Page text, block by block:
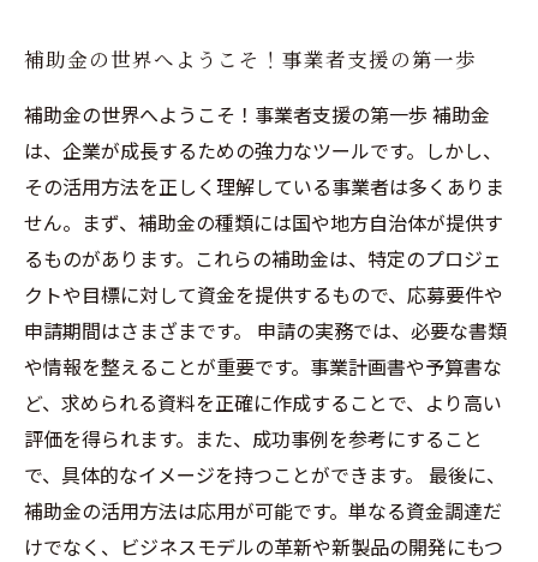
を掴む
補助金の世界へようこそ！事業者支援の第一歩
補助金の世界へようこそ！事業者支援の第一歩 補助金
は、企業が成長するための強力なツールです。しかし、
その活用方法を正しく理解している事業者は多くありま
せん。まず、補助金の種類には国や地方自治体が提供す
るものがあります。これらの補助金は、特定のプロジェ
クトや目標に対して資金を提供するもので、応募要件や
申請期間はさまざまです。 申請の実務では、必要な書類
や情報を整えることが重要です。事業計画書や予算書な
ど、求められる資料を正確に作成することで、より高い
評価を得られます。また、成功事例を参考にすること
で、具体的なイメージを持つことができます。 最後に、
補助金の活用方法は応用が可能です。単なる資金調達だ
けでなく、ビジネスモデルの革新や新製品の開発にもつ